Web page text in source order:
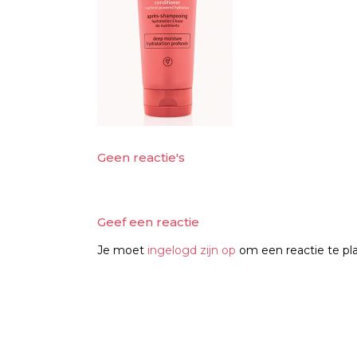
Geen reactie's
Geef een reactie
Je moet ingelogd zijn op om een reactie te